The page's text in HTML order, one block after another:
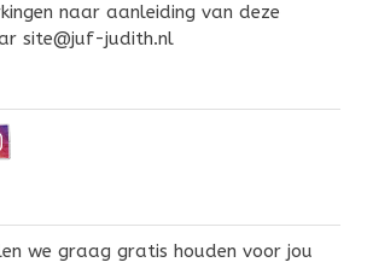
naar aanleiding van deze
site@juf-judith.nl
we graag gratis houden voor jou